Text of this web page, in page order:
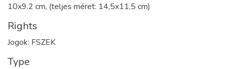
10x9.2 cm, (teljes méret: 14,5x11,5 cm)
Rights
Jogok: FSZEK
Type